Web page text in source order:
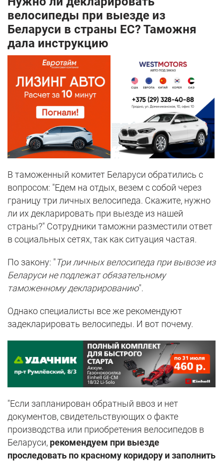
велосипеды при выезде из
Беларуси в страны ЕС? Таможня
дала инструкцию
В таможенный комитет Беларуси обратились с
вопросом: "Едем на отдых, везем с собой через
границу три личных велосипеда. Скажите, нужно
ли их декларировать при выезде из нашей
страны?" Сотрудники таможни разместили ответ
в социальных сетях, так как ситуация частая.
По закону: "Три личных велосипеда при вывозе из
Беларуси не подлежат обязательному
таможенному декларированию".
Однако специалисты все же рекомендуют
задекларировать велосипеды. И вот почему.
"Если запланирован обратный ввоз и нет
документов, свидетельствующих о факте
производства или приобретения велосипедов в
Беларуси, рекомендуем при выезде
проследовать по красному коридору и заполнить